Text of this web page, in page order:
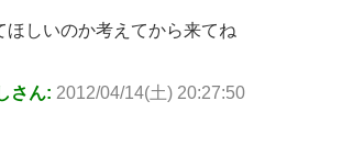
ほしいのか考えてから来てね
さん: 2012/04/14(土) 20:27:50